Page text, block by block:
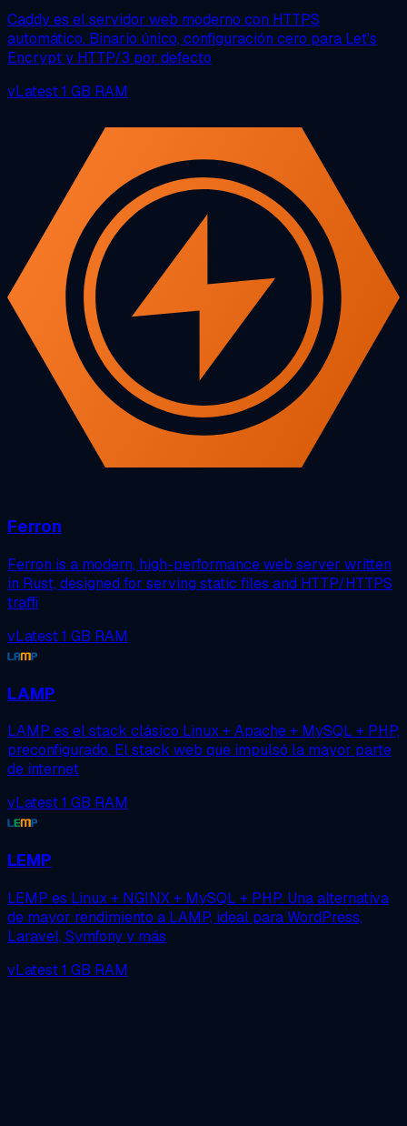
Caddy es el servidor web moderno con HTTPS
automático. Binario único, configuración cero para Let's
Encrypt y HTTP/3 por defecto
vLatest1 GB RAM
Ferron
Ferron is a modern, high-performance web server written
in Rust, designed for serving static files and HTTP/HTTPS
traffi
vLatest1 GB RAM
LAMP
LAMP es el stack clásico Linux + Apache + MySQL + PHP,
preconfigurado. El stack web que impulsó la mayor parte
de internet
vLatest1 GB RAM
LEMP
LEMP es Linux + NGINX + MySQL + PHP. Una alternativa
de mayor rendimiento a LAMP, ideal para WordPress,
Laravel, Symfony y más
vLatest1 GB RAM